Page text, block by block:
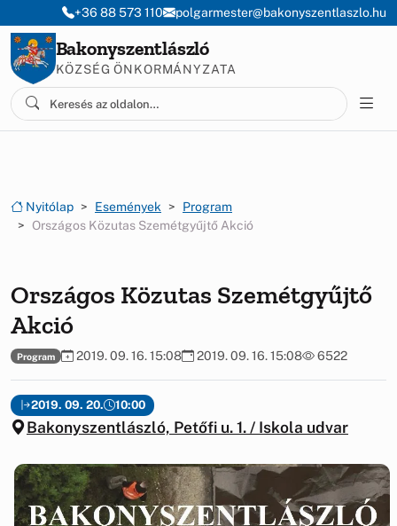
Ugrás a menüre
Ugrás a tartalomra
+36 88 573 110 polgarmester@bakonyszentlaszlo.hu
Bakonyszentlászló
KÖZSÉG ÖNKORMÁNYZATA
Nyitólap Események
Program
Országos Közutas Szemétgyűjtő Akció
Országos Közutas Szemétgyűjtő
Akció
Program 2019. 09. 16. 15:08 2019. 09. 16. 15:08 6522
2019. 09. 20. 10:00
Bakonyszentlászló, Petőfi u. 1. / Iskola udvar